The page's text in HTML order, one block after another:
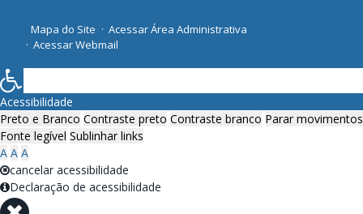
Mapa do Site
Acessar Área Administrativa
Acessar Webmail
Acessibilidade
Preto e Branco Contraste preto Contraste branco Parar movimentos
Fonte legível Sublinhar links
A A A
cancelar acessibilidade
Declaração de acessibilidade